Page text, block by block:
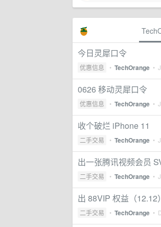
今日灵犀口令
优惠信息 • TechOrange •
0626 移动灵犀口令
优惠信息 • TechOrange •
收个破烂 iPhone 11
二手交易 • TechOrange •
出一张腾讯视频会员
二手交易 • TechOrange •
出 88VIP 权益（12.12）
二手交易 • TechOrange •